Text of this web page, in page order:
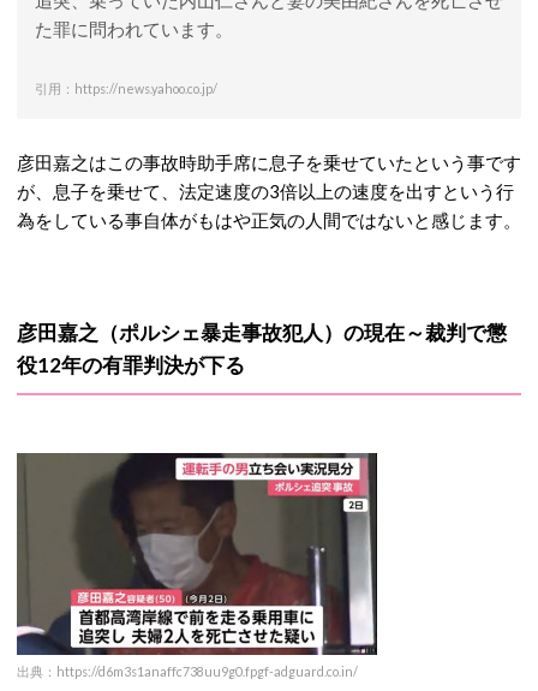
た罪に問われています。
引用：https://news.yahoo.co.jp/
彦田嘉之はこの事故時助手席に息子を乗せていたという事です
が、息子を乗せて、法定速度の3倍以上の速度を出すという行
為をしている事自体がもはや正気の人間ではないと感じます。
彦田嘉之（ポルシェ暴走事故犯人）の現在～裁判で懲
役12年の有罪判決が下る
出典：https://d6m3s1anaffc738uu9g0.fpgf-adguard.co.in/